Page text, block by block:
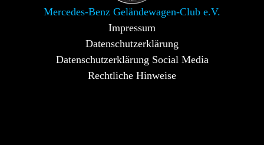
Mercedes-Benz Geländewagen-Club e.V.
Impressum
Datenschutzerklärung
Datenschutzerklärung Social Media
Rechtliche Hinweise